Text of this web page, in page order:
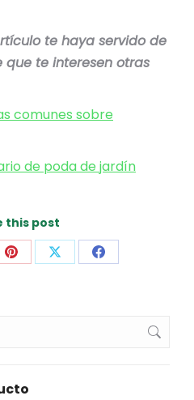
te haya servido de
que te interesen otras
comunes sobre
de poda de jardín
this post
Share Share Share